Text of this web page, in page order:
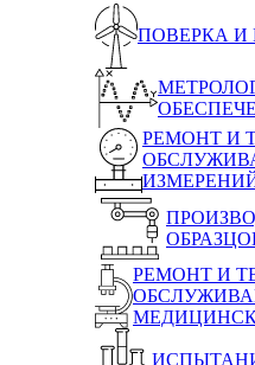
ПОВЕРКА И
РЕМОНТ И
РЕМОНТ И